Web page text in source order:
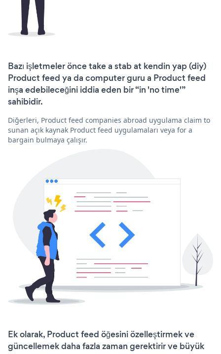
Bazı işletmeler önce take a stab at kendin yap (diy)
Product feed ya da computer guru a Product feed
inşa edebileceğini iddia eden bir “in 'no time'”
sahibidir.
Diğerleri, Product feed companies abroad uygulama claim to
sunan açık kaynak Product feed uygulamaları veya for a
bargain bulmaya çalışır.
Ek olarak, Product feed öğesini özelleştirmek ve
güncellemek daha fazla zaman gerektirir ve büyük